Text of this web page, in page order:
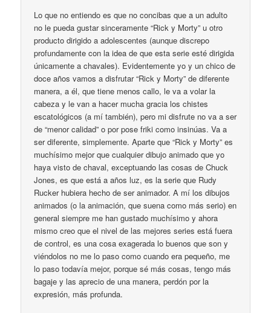
Lo que no entiendo es que no concibas que a un adulto
no le pueda gustar sinceramente “Rick y Morty” u otro
producto dirigido a adolescentes (aunque discrepo
profundamente con la idea de que esta serie esté dirigida
únicamente a chavales). Evidentemente yo y un chico de
doce años vamos a disfrutar “Rick y Morty” de diferente
manera, a él, que tiene menos callo, le va a volar la
cabeza y le van a hacer mucha gracia los chistes
escatológicos (a mí también), pero mi disfrute no va a ser
de “menor calidad” o por pose friki como insinúas. Va a
ser diferente, simplemente. Aparte que “Rick y Morty” es
muchísimo mejor que cualquier dibujo animado que yo
haya visto de chaval, exceptuando las cosas de Chuck
Jones, es que está a años luz, es la serie que Rudy
Rucker hubiera hecho de ser animador. A mí los dibujos
animados (o la animación, que suena como más serio) en
general siempre me han gustado muchísimo y ahora
mismo creo que el nivel de las mejores series está fuera
de control, es una cosa exagerada lo buenos que son y
viéndolos no me lo paso como cuando era pequeño, me
lo paso todavía mejor, porque sé más cosas, tengo más
bagaje y las aprecio de una manera, perdón por la
expresión, más profunda.